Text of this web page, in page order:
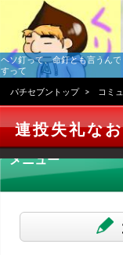
ヘソ釘って、命釘とも言うんで
すって
パチセブントップ
コミ
連投失礼な
メニュー